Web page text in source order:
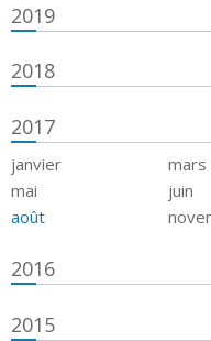
2019
2018
2017
janvier mars
mai
juin
août
2016
2015